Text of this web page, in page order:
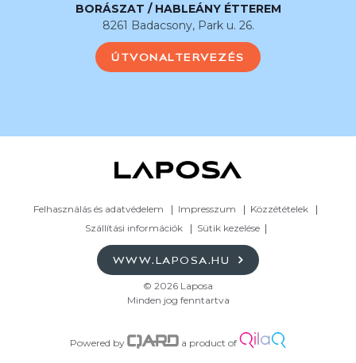
BORÁSZAT / HABLEÁNY ÉTTEREM
8261 Badacsony, Park u. 26.
ÚTVONALTERVEZÉS
Felhasználás és adatvédelem Impresszum
Közzétételek
Szállítási információk
Sütik kezelése
WWW.LAPOSA.HU
© 2026 Laposa
Minden jog fenntartva
Powered by a product of